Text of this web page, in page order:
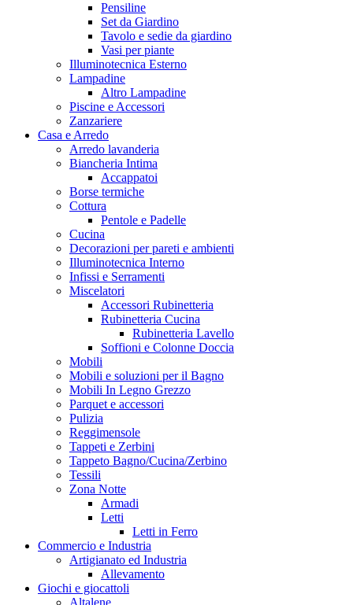
Pensiline
Set da Giardino
Tavolo e sedie da giardino
Vasi per piante
Illuminotecnica Esterno
Lampadine
Altro Lampadine
Piscine e Accessori
Zanzariere
Casa e Arredo
Arredo lavanderia
Biancheria Intima
Accappatoi
Borse termiche
Cottura
Pentole e Padelle
Cucina
Decorazioni per pareti e ambienti
Illuminotecnica Interno
Infissi e Serramenti
Miscelatori
Accessori Rubinetteria
Rubinetteria Cucina
Rubinetteria Lavello
Soffioni e Colonne Doccia
Mobili
Mobili e soluzioni per il Bagno
Mobili In Legno Grezzo
Parquet e accessori
Pulizia
Reggimensole
Tappeti e Zerbini
Tappeto Bagno/Cucina/Zerbino
Tessili
Zona Notte
Armadi
Letti
Letti in Ferro
Commercio e Industria
Artigianato ed Industria
Allevamento
Giochi e giocattoli